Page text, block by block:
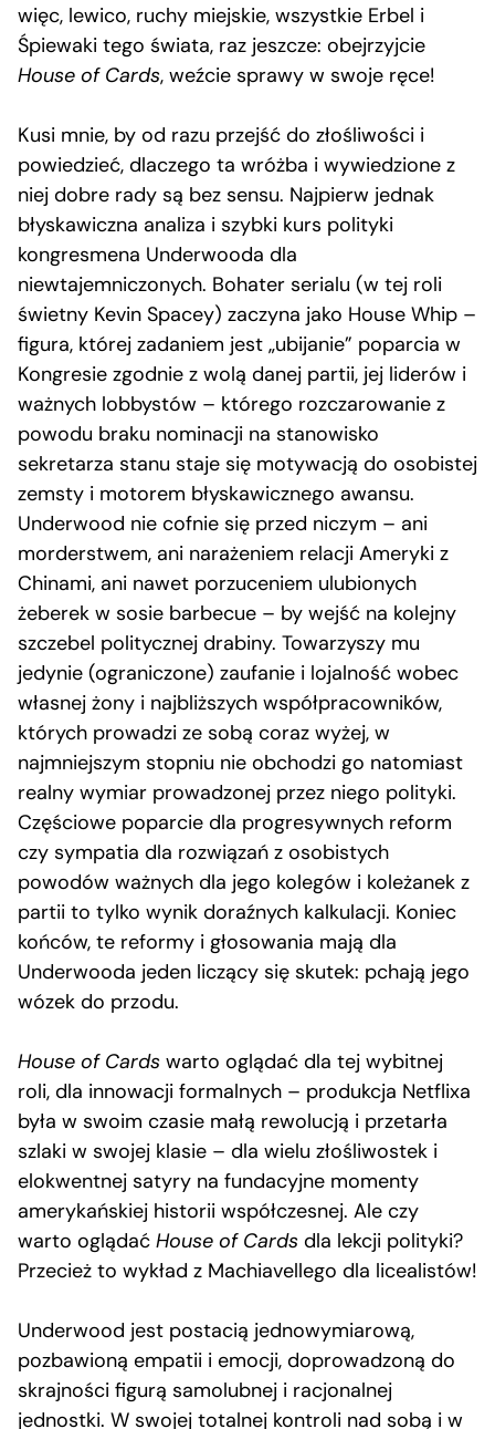
więc, lewico, ruchy miejskie, wszystkie Erbel i
Śpiewaki tego świata, raz jeszcze: obejrzyjcie
House of Cards, weźcie sprawy w swoje ręce!
Kusi mnie, by od razu przejść do złośliwości i
powiedzieć, dlaczego ta wróżba i wywiedzione z
niej dobre rady są bez sensu. Najpierw jednak
błyskawiczna analiza i szybki kurs polityki
kongresmena Underwooda dla
niewtajemniczonych. Bohater serialu (w tej roli
świetny Kevin Spacey) zaczyna jako House Whip –
figura, której zadaniem jest „ubijanie” poparcia w
Kongresie zgodnie z wolą danej partii, jej liderów i
ważnych lobbystów – którego rozczarowanie z
powodu braku nominacji na stanowisko
sekretarza stanu staje się motywacją do osobistej
zemsty i motorem błyskawicznego awansu.
Underwood nie cofnie się przed niczym – ani
morderstwem, ani narażeniem relacji Ameryki z
Chinami, ani nawet porzuceniem ulubionych
żeberek w sosie barbecue – by wejść na kolejny
szczebel politycznej drabiny. Towarzyszy mu
jedynie (ograniczone) zaufanie i lojalność wobec
własnej żony i najbliższych współpracowników,
których prowadzi ze sobą coraz wyżej, w
najmniejszym stopniu nie obchodzi go natomiast
realny wymiar prowadzonej przez niego polityki.
Częściowe poparcie dla progresywnych reform
czy sympatia dla rozwiązań z osobistych
powodów ważnych dla jego kolegów i koleżanek z
partii to tylko wynik doraźnych kalkulacji. Koniec
końców, te reformy i głosowania mają dla
Underwooda jeden liczący się skutek: pchają jego
wózek do przodu.
House of Cards warto oglądać dla tej wybitnej
roli, dla innowacji formalnych – produkcja Netflixa
była w swoim czasie małą rewolucją i przetarła
szlaki w swojej klasie – dla wielu złośliwostek i
elokwentnej satyry na fundacyjne momenty
amerykańskiej historii współczesnej. Ale czy
warto oglądać House of Cards dla lekcji polityki?
Przecież to wykład z Machiavellego dla licealistów!
Underwood jest postacią jednowymiarową,
pozbawioną empatii i emocji, doprowadzoną do
skrajności figurą samolubnej i racjonalnej
jednostki. W swojej totalnej kontroli nad sobą i w